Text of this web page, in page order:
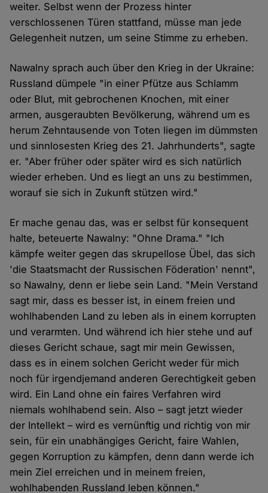
weiter. Selbst wenn der Prozess hinter
verschlossenen Türen stattfand, müsse man jede
Gelegenheit nutzen, um seine Stimme zu erheben.
Nawalny sprach auch über den Krieg in der Ukraine:
Russland dümpele "in einer Pfütze aus Schlamm
oder Blut, mit gebrochenen Knochen, mit einer
armen, ausgeraubten Bevölkerung, während um es
herum Zehntausende von Toten liegen im dümmsten
und sinnlosesten Krieg des 21. Jahrhunderts", sagte
er. "Aber früher oder später wird es sich natürlich
wieder erheben. Und es liegt an uns zu bestimmen,
worauf sie sich in Zukunft stützen wird."
Er mache genau das, was er selbst für konsequent
halte, beteuerte Nawalny: "Ohne Drama." "Ich
kämpfe weiter gegen das skrupellose Übel, das sich
'die Staatsmacht der Russischen Föderation' nennt",
so Nawalny, denn er liebe sein Land. "Mein Verstand
sagt mir, dass es besser ist, in einem freien und
wohlhabenden Land zu leben als in einem korrupten
und verarmten. Und während ich hier stehe und auf
dieses Gericht schaue, sagt mir mein Gewissen,
dass es in einem solchen Gericht weder für mich
noch für irgendjemand anderen Gerechtigkeit geben
wird. Ein Land ohne ein faires Verfahren wird
niemals wohlhabend sein. Also – sagt jetzt wieder
der Intellekt – wird es vernünftig und richtig von mir
sein, für ein unabhängiges Gericht, faire Wahlen,
gegen Korruption zu kämpfen, denn dann werde ich
mein Ziel erreichen und in meinem freien,
wohlhabenden Russland leben können."